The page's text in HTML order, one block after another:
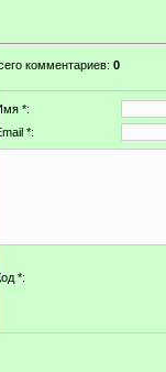
комментариев: 0
*:
*:
*: